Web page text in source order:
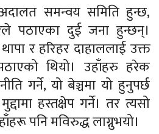
अदालत समन्वय समिति हुन्छ,
पठाएका दुई जना हुन्छन्।
र हरिहर दाहाललाई उक्त
थियो। उहाँहरु हरेक
गर्ने, यो बेञ्चमा यो हुनुपर्छ
हस्तक्षेप गर्ने। तर त्यसो
पनि मविरुद्ध लाग्नुभयो।